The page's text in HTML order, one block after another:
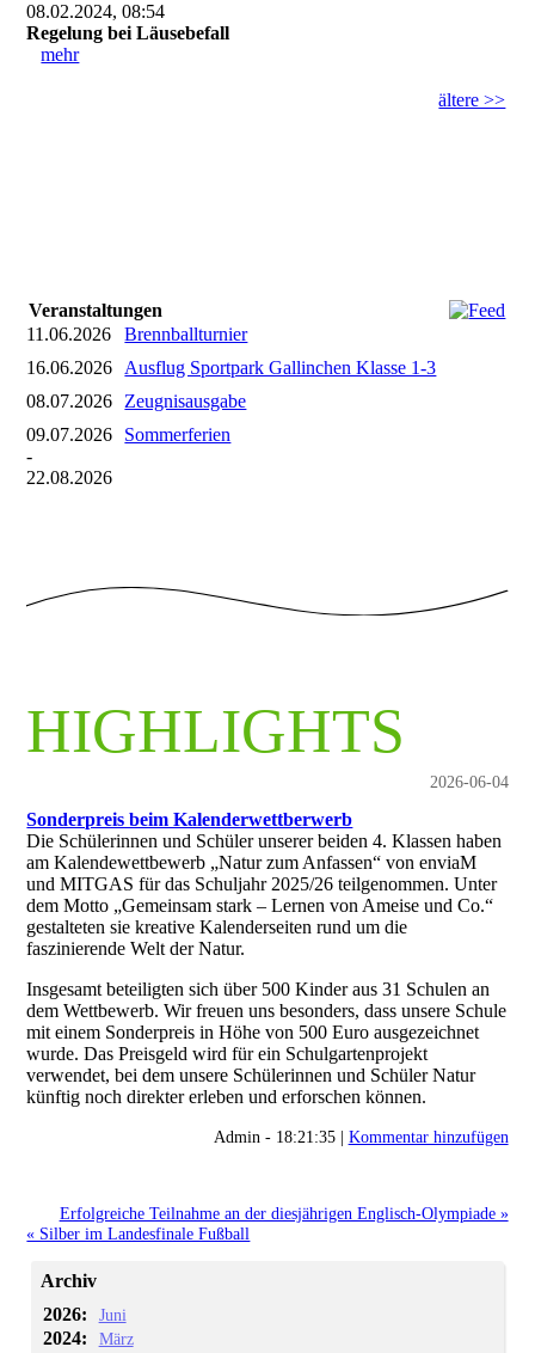
08.02.2024, 08:54
Regelung bei Läusebefall
mehr
ältere >>
Veranstaltungen
11.06.2026
Brennballturnier
16.06.2026
Ausflug Sportpark Gallinchen Klasse 1-3
08.07.2026
Zeugnisausgabe
09.07.2026
-
22.08.2026
Sommerferien
HIGHLIGHTS
2026-06-04
Sonderpreis beim Kalenderwettberwerb
Die Schülerinnen und Schüler unserer beiden 4. Klassen haben
am Kalendewettbewerb „Natur zum Anfassen“ von enviaM
und MITGAS für das Schuljahr 2025/26 teilgenommen. Unter
dem Motto „Gemeinsam stark – Lernen von Ameise und Co.“
gestalteten sie kreative Kalenderseiten rund um die
faszinierende Welt der Natur.
Insgesamt beteiligten sich über 500 Kinder aus 31 Schulen an
dem Wettbewerb. Wir freuen uns besonders, dass unsere Schule
mit einem Sonderpreis in Höhe von 500 Euro ausgezeichnet
wurde. Das Preisgeld wird für ein Schulgartenprojekt
verwendet, bei dem unsere Schülerinnen und Schüler Natur
künftig noch direkter erleben und erforschen können.
Admin - 18:21:35 | Kommentar hinzufügen
Erfolgreiche Teilnahme an der diesjährigen Englisch-Olympiade »
« Silber im Landesfinale Fußball
Archiv
2026:
Juni
2024: März